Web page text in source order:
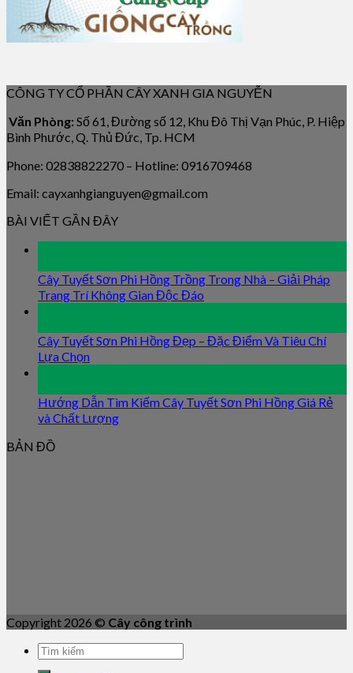
CÔNG TY CỔ PHẦN CÂY XANH GIA NGUYỄN
Văn Phòng: Số 61, Đường số 12, Khu Đô Thị Vạn Phúc, P. Hiệp
Bình Phước, Q. Thủ Đức, Tp. HCM
Phone: 02838822270 – Hotline: 0916709468
Email: cayxanhgianguyen@gmail.com
BÀI VIẾT GẦN ĐÂY
Cây Tuyết Sơn Phi Hồng Trồng Trong Nhà – Giải Pháp
Trang Trí Không Gian Độc Đáo
Cây Tuyết Sơn Phi Hồng Đẹp – Đặc Điểm Và Tiêu Chí
Lựa Chọn
Hướng Dẫn Tìm Kiếm Cây Tuyết Sơn Phi Hồng Giá Rẻ
và Chất Lượng
BẢN ĐỒ
Copyright 2026 © Cây công trình